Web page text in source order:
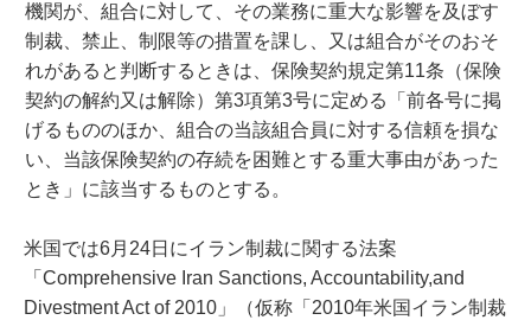
機関が、組合に対して、その業務に重大な影響を及ぼす
制裁、禁止、制限等の措置を課し、又は組合がそのおそ
れがあると判断するときは、保険契約規定第11条（保険
契約の解約又は解除）第3項第3号に定める「前各号に掲
げるもののほか、組合の当該組合員に対する信頼を損な
い、当該保険契約の存続を困難とする重大事由があった
とき」に該当するものとする。
米国では6月24日にイラン制裁に関する法案
「Comprehensive Iran Sanctions, Accountability,and
Divestment Act of 2010」（仮称「2010年米国イラン制裁